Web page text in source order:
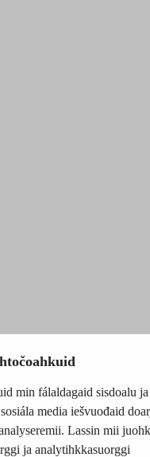
min fálaldagaid sisdoalu ja
media iešvuođaid
Lassin mii
ja analytihkkasuorggi